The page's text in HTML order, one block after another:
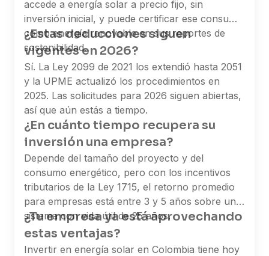
nosotros queremos estar en ese futuro
construyéndolo.
accede a energía solar a precio fijo, sin
inversión inicial, y puede certificar ese consumo
como energía renovable en sus reportes de
sostenibilidad.
¿Estas deducciones siguen
vigentes en 2026?
Sí. La Ley 2099 de 2021 los extendió hasta 2051
y la UPME actualizó los procedimientos en
2025. Las solicitudes para 2026 siguen abiertas,
así que aún estás a tiempo.
¿En cuánto tiempo recupera su
inversión una empresa?
Depende del tamaño del proyecto y del
consumo energético, pero con los incentivos
tributarios de la Ley 1715, el retorno promedio
para empresas está entre 3 y 5 años sobre un
sistema con vida útil de 25 años.
¿Tu empresa ya está aprovechando
estas ventajas?
Invertir en energía solar en Colombia tiene hoy